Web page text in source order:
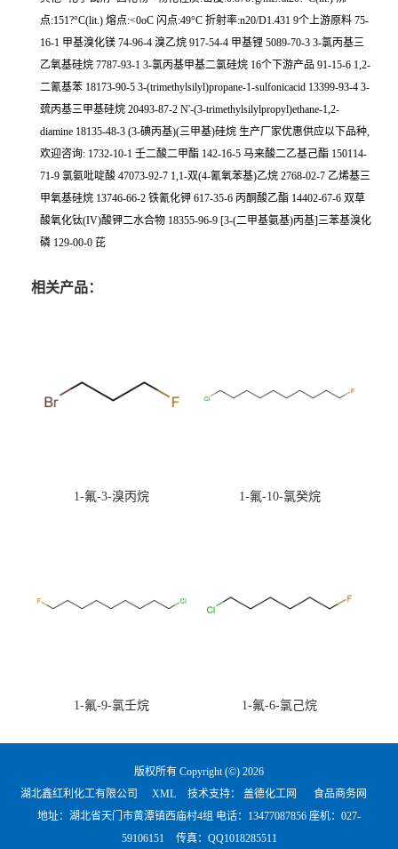
点:151?°C(lit.) 熔点:<0oC 闪点:49°C 折射率:n20/D1.431 9个上游原料 75-
16-1 甲基溴化镁 74-96-4 溴乙烷 917-54-4 甲基锂 5089-70-3 3-氯丙基三
乙氧基硅烷 7787-93-1 3-氯丙基甲基二氯硅烷 16个下游产品 91-15-6 1,2-
二氰基苯 18173-90-5 3-(trimethylsilyl)propane-1-sulfonicacid 13399-93-4 3-
巯丙基三甲基硅烷 20493-87-2 N'-(3-trimethylsilylpropyl)ethane-1,2-
diamine 18135-48-3 (3-碘丙基)(三甲基)硅烷 生产厂家优惠供应以下品种,
欢迎咨询: 1732-10-1 壬二酸二甲酯 142-16-5 马来酸二乙基己酯 150114-
71-9 氯氨吡啶酸 47073-92-7 1,1-双(4-氰氧苯基)乙烷 2768-02-7 乙烯基三
甲氧基硅烷 13746-66-2 铁氰化钾 617-35-6 丙酮酸乙酯 14402-67-6 双草
酸氧化钛(IV)酸钾二水合物 18355-96-9 [3-(二甲基氨基)丙基]三苯基溴化
磷 129-00-0 芘
相关产品：
1-氟-3-溴丙烷 1-氟-10-氯癸烷
1-氟-9-氯壬烷 1-氟-6-氯己烷
版权所有 Copyright (©) 2026
湖北鑫红利化工有限公司
XML 技术支持： 盖德化工网
食品商务网
地址：湖北省天门市黄潭镇西庙村4组 电话： 13477087856 座机：027-
59106151
传真：QQ1018285511